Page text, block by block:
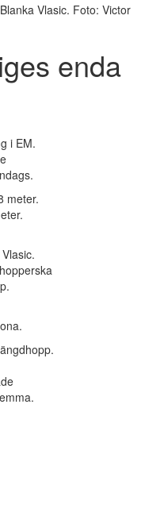
Vlasic. Foto: Victor
enda
i EM.
meter.